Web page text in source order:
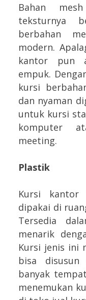
Bahan
teksturnya
berbahan
modern.
kantor pun
empuk.
kursi
dan nyaman
untuk kursi
komputer
meeting.
Plastik
Kursi kantor
dipakai di
Tersedia
menarik
Kursi jenis ini
bisa disusun
banyak
menemukan